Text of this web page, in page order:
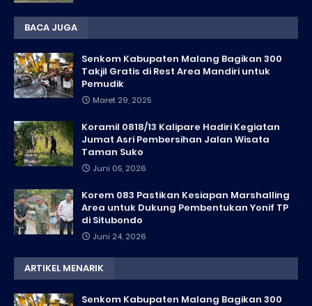
BACA JUGA
Senkom Kabupaten Malang Bagikan 300
Takjil Gratis di Rest Area Mandiri untuk
Pemudik
Maret 29, 2025
Koramil 0818/13 Kalipare Hadiri Kegiatan
Jumat Asri Pembersihan Jalan Wisata
Taman Suko
Juni 05, 2026
Korem 083 Pastikan Kesiapan Marshalling
Area untuk Dukung Pembentukan Yonif TP
di Situbondo
Juni 24, 2026
ARTIKEL MENARIK
Senkom Kabupaten Malang Bagikan 300